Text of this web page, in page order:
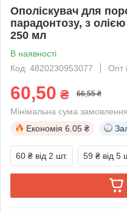
Ополіскувач для
парадонтозу, з
250 мл
В наявності
Код: 4820230953077
Опт
60,50 ₴ 66,55 ₴
Мінімальна сума
Економія 6.05 ₴
60 ₴ від 2 шт. 59 ₴ від 5